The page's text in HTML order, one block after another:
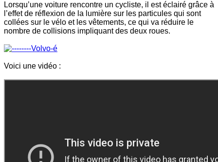
Lorsqu’une voiture rencontre un cycliste, il est éclairé grâce à
l’effet de réflexion de la lumière sur les particules qui sont
collées sur le vélo et les vêtements, ce qui va réduire le
nombre de collisions impliquant des deux roues.
Voici une vidéo :